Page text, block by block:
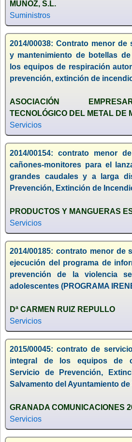
MUÑOZ, S.L.
Suministros
2014/00038: Contrato menor
y mantenimiento de botellas
los equipos de respiración
prevención, extinción de
ASOCIACIÓN
TECNOLÓGICO DEL METAL DE
Servicios
2014/00154: contrato menor
cañones-monitores para el
grandes caudales y a larga
Prevención, Extinción de
PRODUCTOS Y MANGUERAS
Servicios
2014/00185: contrato menor de
ejecución del programa de
prevención de la violencia
adolescentes (PROGRAMA
Dª CARMEN RUIZ REPULLO
Servicios
2015/00045: contrato de
integral de los equipos de
Servicio de Prevención,
Salvamento del Ayuntamiento de
GRANADA COMUNICACIONES
Servicios